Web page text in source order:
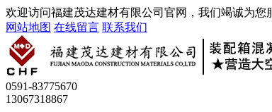
欢迎访问福建茂达建材有限公司官网，我们竭诚为您
网站地图 在线留言 联系我们
0591-83775670
13067318867